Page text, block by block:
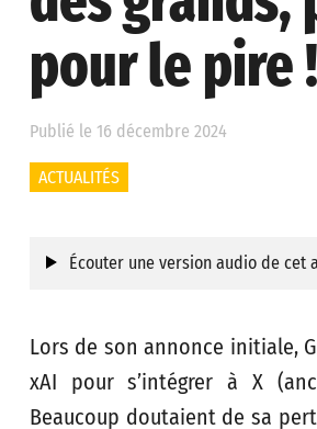
pour le pire !
Publié le 16 décembre 2024
ACTUALITÉS
Écouter une version audio de cet
Lors de son annonce initiale,
xAI pour s’intégrer à X
Beaucoup doutaient de sa